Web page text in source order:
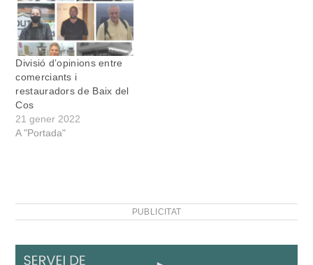
Divisió d’opinions entre
comerciants i
restauradors de Baix del
Cos
21 gener 2022
A "Portada"
PUBLICITAT